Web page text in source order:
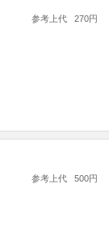
参考上代 270円
参考上代 500円